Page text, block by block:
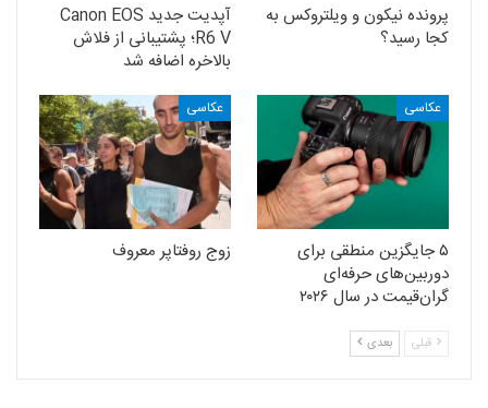
پرونده نیکون و ویلتروکس به
کجا رسید؟
آپدیت جدید Canon EOS
R6 V؛ پشتیبانی از فلاش
بالاخره اضافه شد
عکاسی
۵ جایگزین منطقی برای
دوربین‌های حرفه‌ای
گران‌قیمت در سال ۲۰۲۶
عکاسی
زوج روفتاپر معروف
قبلی بعدی